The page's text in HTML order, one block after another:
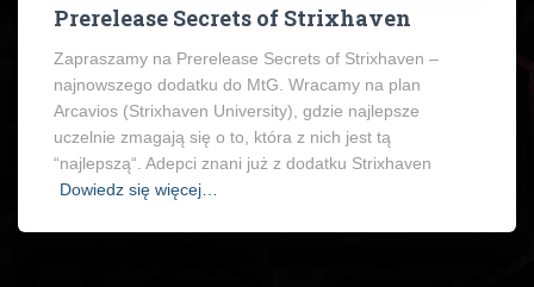
Prerelease Secrets of Strixhaven
Zapraszamy na Prerelease Secrets of Strixhaven –
najnowszego dodatku do MtG. Wracamy na plan
Arcavios (Strixhaven University), gdzie najlepsze
uczelnie zmagają się o to, która z nich jest tą
“najlepszą“. Adepci znani już z dodatku Strixhaven
Dowiedz się więcej…